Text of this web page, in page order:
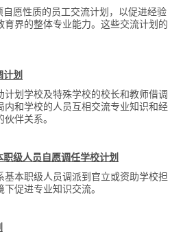
自愿性质的员工交流计划，以促进经验
界的整体专业能力。这些交流计划的
计划
划学校及特殊学校的校长和教师借调
内和学校的人员互相交流专业知识和经
伴关系。
级人员自愿调任学校计划
本职级人员调派到官立或资助学校担
促进专业知识交流。